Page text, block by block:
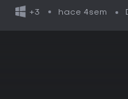
+3 hace 4sem